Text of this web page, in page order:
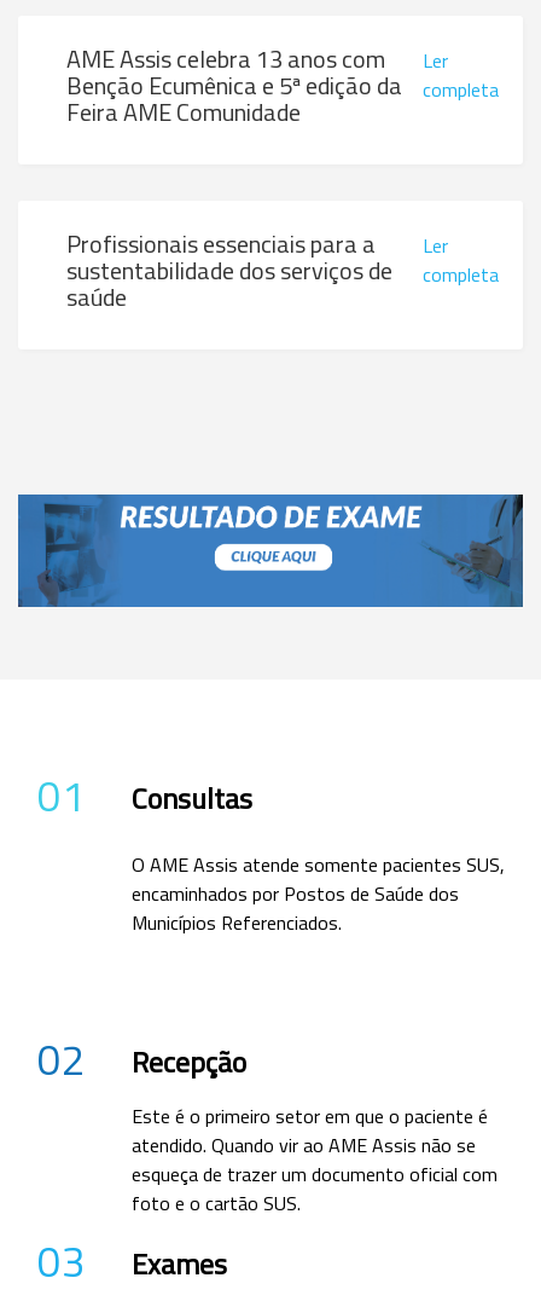
AME Assis celebra 13 anos com
Benção Ecumênica e 5ª edição da
Feira AME Comunidade
Ler
completa
Profissionais essenciais para a
sustentabilidade dos serviços de
saúde
Ler
completa
01 Consultas
O AME Assis atende somente pacientes SUS,
encaminhados por Postos de Saúde dos
Municípios Referenciados.
02 Recepção
Este é o primeiro setor em que o paciente é
atendido. Quando vir ao AME Assis não se
esqueça de trazer um documento oficial com
foto e o cartão SUS.
03 Exames